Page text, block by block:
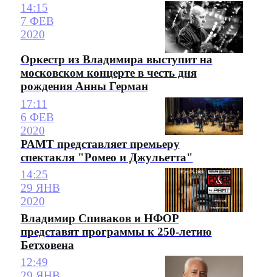
14:15
7 ФЕВ
2020
Оркестр из Владимира выступит на
московском концерте в честь дня
рождения Анны Герман
17:11
6 ФЕВ
2020
РАМТ представляет премьеру
спектакля "Ромео и Джульетта"
14:25
29 ЯНВ
2020
Владимир Спиваков и НФОР
представят программы к 250-летию
Бетховена
12:49